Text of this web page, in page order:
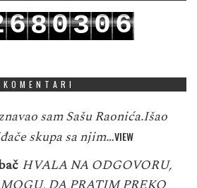
680306
KOMENTARI
sam Sašu Raonića.Išao
skupa sa njim…VIEW
HVALA NA ODGOVORU,